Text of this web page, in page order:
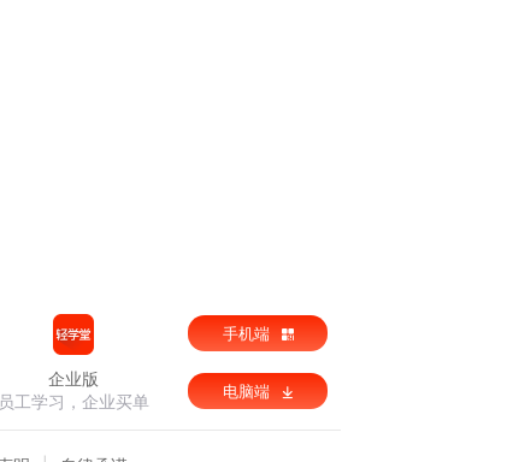
企业版
员工学习，企业买单
手机端
电脑端